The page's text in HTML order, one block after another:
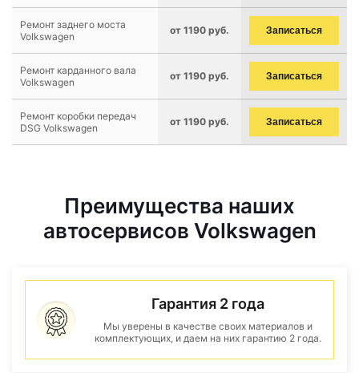
Ремонт заднего моста
Volkswagen
от 1190 руб. Записаться
Ремонт карданного вала
Volkswagen
от 1190 руб. Записаться
Ремонт коробки передач
DSG Volkswagen
от 1190 руб. Записаться
Преимущества наших
автосервисов Volkswagen
Гарантия 2 года
Мы уверены в качестве своих материалов и
комплектующих, и даем на них гарантию 2 года.